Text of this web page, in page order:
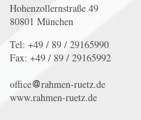
Hohenzollernstraße 49
80801 München
Tel: +49 / 89 / 29165990
Fax: +49 / 89 / 29165992
office
rahmen-ruetz.de
www.rahmen-ruetz.de